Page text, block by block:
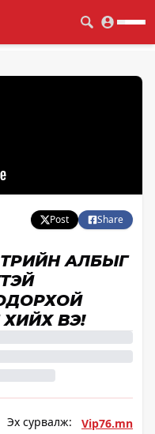
Post
Share
АЛБЫГ
ХИЙХ ВЭ!
Эх сурвалж: Vip76.mn